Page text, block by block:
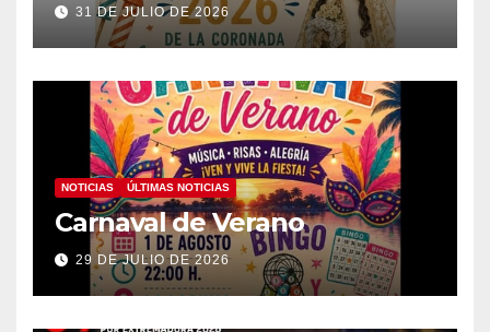
31 DE JULIO DE 2026
NOTICIAS ÚLTIMAS NOTICIAS
Carnaval de Verano
29 DE JULIO DE 2026